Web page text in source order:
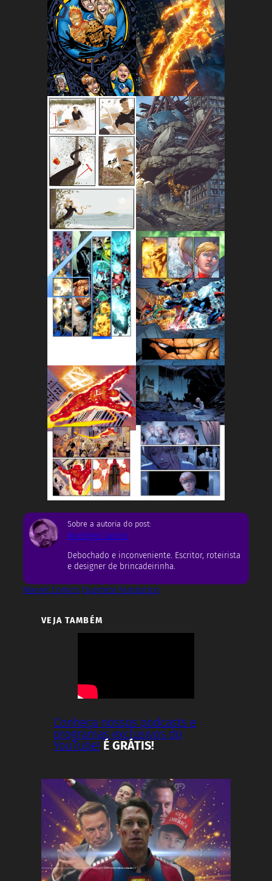
Sobre a autoria do post:
Rodrigo Castro
Debochado e inconveniente. Escritor, roteirista
e designer de brincadeirinha.
Marvel Comics Quarteto Fantástico
VEJA TAMBÉM
Conheça nossos podcasts e
programas exclusivos do
YouTube! É GRÁTIS!